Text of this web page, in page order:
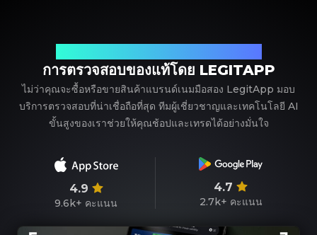
การตรวจสอบของแท้โดย LEGITAPP
ไม่ว่าคุณจะซื้อหรือขายสินค้าแบรนด์เนมมือสอง LegitApp มอบ
บริการตรวจสอบที่น่าเชื่อถือที่สุด ทีมผู้เชี่ยวชาญและเทคโนโลยี AI
ขั้นสูงของเราช่วยให้คุณช้อปและเทรดได้อย่างมั่นใจ
4.9
9.6k+ คะแนน
4.7
2.7k+ คะแนน